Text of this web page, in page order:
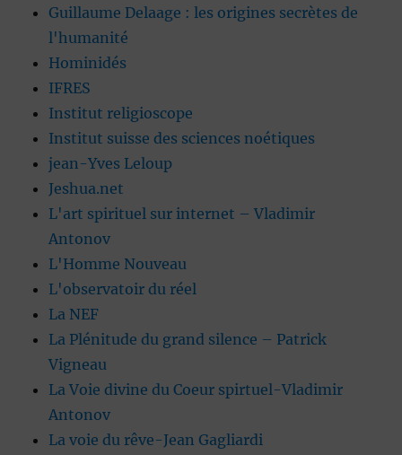
Guillaume Delaage : les origines secrètes de
l'humanité
Hominidés
IFRES
Institut religioscope
Institut suisse des sciences noétiques
jean-Yves Leloup
Jeshua.net
L'art spirituel sur internet – Vladimir
Antonov
L'Homme Nouveau
L'observatoir du réel
La NEF
La Plénitude du grand silence – Patrick
Vigneau
La Voie divine du Coeur spirtuel-Vladimir
Antonov
La voie du rêve-Jean Gagliardi